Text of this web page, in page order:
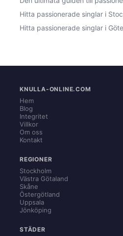
Hitta passionerade singlar i
Hitta passionerade singlar i
KNULLA-ONLINE.COM
Hem
Blog
Integritet
Villkor
Om oss
Kontakt
REGIONER
Stockholm
Västra Götaland
Skåne
Östergötland
Uppsala
Jönköping
STÄDER